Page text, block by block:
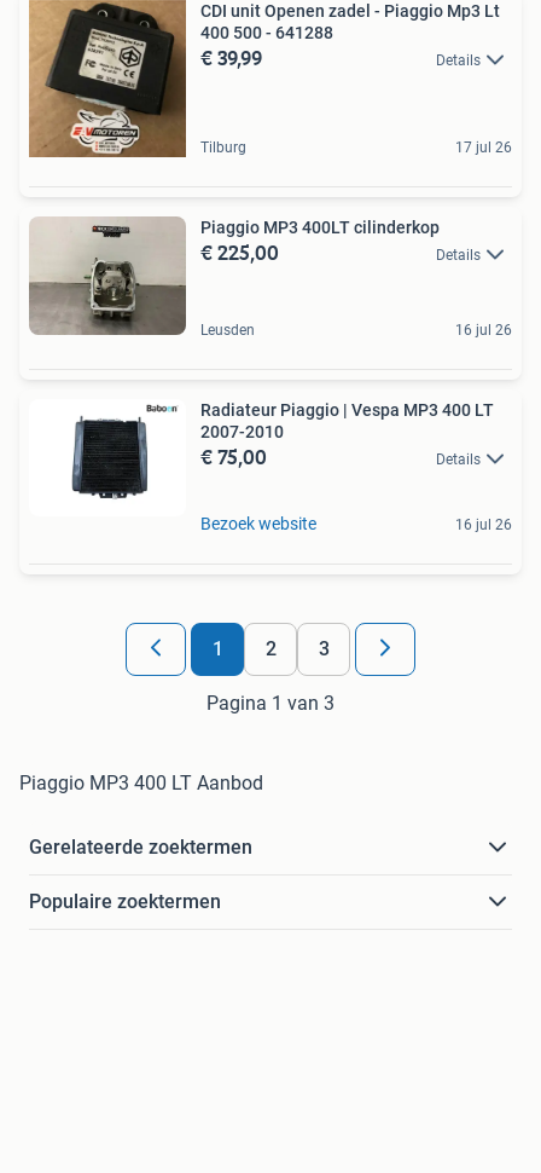
CDI unit Openen zadel - Piaggio Mp3 Lt
400 500 - 641288
€ 39,99 Details
Tilburg 17 jul 26
Piaggio MP3 400LT cilinderkop
€ 225,00 Details
Leusden 16 jul 26
Radiateur Piaggio | Vespa MP3 400 LT
2007-2010
€ 75,00 Details
Bezoek website 16 jul 26
1 2 3
Pagina 1 van 3
Piaggio MP3 400 LT Aanbod
Gerelateerde zoektermen
Populaire zoektermen